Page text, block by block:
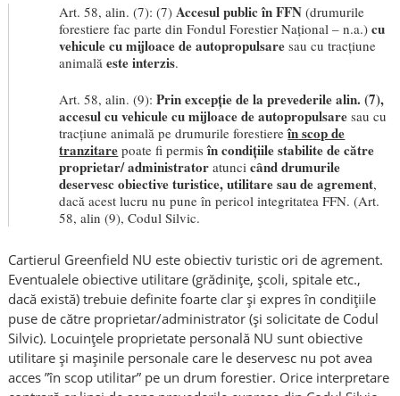
Art. 58, alin. (7): (7) Accesul public în FFN (drumurile
forestiere fac parte din Fondul Forestier Național – n.a.)cu
vehicule cu mijloace de autopropulsare sau cu tracțiune
animalăeste interzis.
Art. 58, alin. (9):Prin excepție de la prevederile alin. (7),
accesul cu vehicule cu mijloace de autopropulsare sau cu
tracțiune animală pe drumurile forestiereîn scop de
tranzitare poate fi permisîn condițiile stabilite de către
proprietar/ administrator atuncicând drumurile
deservesc obiective turistice, utilitare sau de agrement,
dacă acest lucru nu pune în pericol integritatea FFN. (Art.
58, alin (9), Codul Silvic.
Cartierul Greenfield NU este obiectiv turistic ori de agrement.
Eventualele obiective utilitare (grădinițe, școli, spitale etc.,
dacă există) trebuie definite foarte clar și expres în condițiile
puse de către proprietar/administrator (și solicitate de Codul
Silvic). Locuințele proprietate personală NU sunt obiective
utilitare și mașinile personale care le deservesc nu pot avea
acces ”în scop utilitar” pe un drum forestier. Orice interpretare